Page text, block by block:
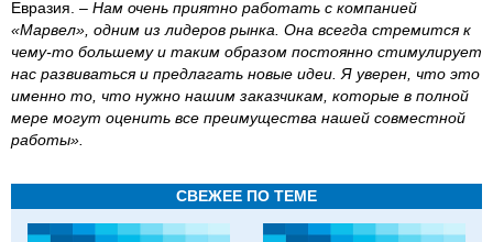
Евразия. – Нам очень приятно работать с компанией
«Марвел», одним из лидеров рынка. Она всегда стремится к
чему-то большему и таким образом постоянно стимулирует
нас развиваться и предлагать новые идеи. Я уверен, что это
именно то, что нужно нашим заказчикам, которые в полной
мере могут оценить все преимущества нашей совместной
работы».
СВЕЖЕЕ ПО ТЕМЕ